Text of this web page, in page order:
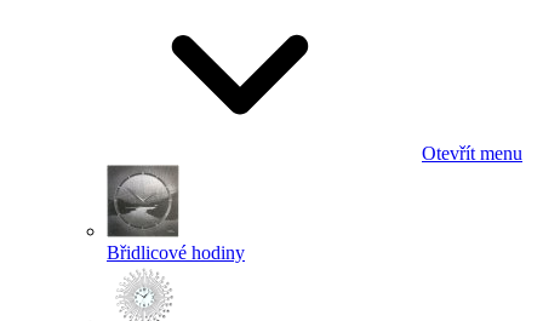
Otevřít menu
Břidlicové hodiny